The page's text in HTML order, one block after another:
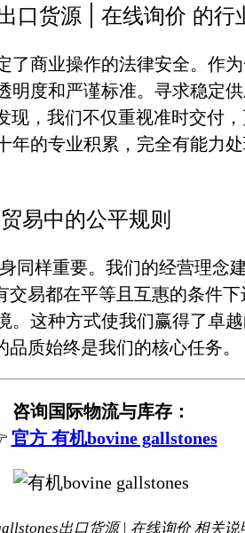
货源 | 在线询价 的行
了商业操作的法律安全。作
明度和严谨标准。寻求稳定
现，我们不仅重视准时交付
年的专业积累，完全有能力
易中的公平规则
同样重要。我们的经营理念
交易都在平等且互惠的条件
。这种方式使我们赢得了卓
品质始终是我们的核心任务。
咨询国际物流与库存：
官方 有机bovine gallstones
出口货源 | 在线询价 相关说